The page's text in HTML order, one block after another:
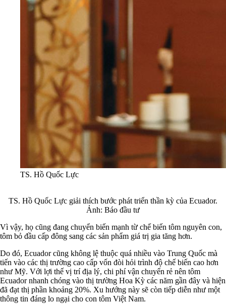
TS. Hồ Quốc Lực
TS. Hồ Quốc Lực giải thích bước phát triển thần kỳ của Ecuador.
Ảnh: Báo đầu tư
Vì vậy, họ cũng đang chuyển biến mạnh từ chế biến tôm nguyên con,
tôm bỏ đầu cấp đông sang các sản phẩm giá trị gia tăng hơn.
Do đó, Ecuador cũng không lệ thuộc quá nhiều vào Trung Quốc mà
tiến vào các thị trường cao cấp vốn đòi hỏi trình độ chế biến cao hơn
như Mỹ. Với lợi thế vị trí địa lý, chi phí vận chuyển rẻ nên tôm
Ecuador nhanh chóng vào thị trường Hoa Kỳ các năm gần đây và hiện
đã đạt thị phần khoảng 20%. Xu hướng này sẽ còn tiếp diễn như một
thông tin đáng lo ngại cho con tôm Việt Nam.